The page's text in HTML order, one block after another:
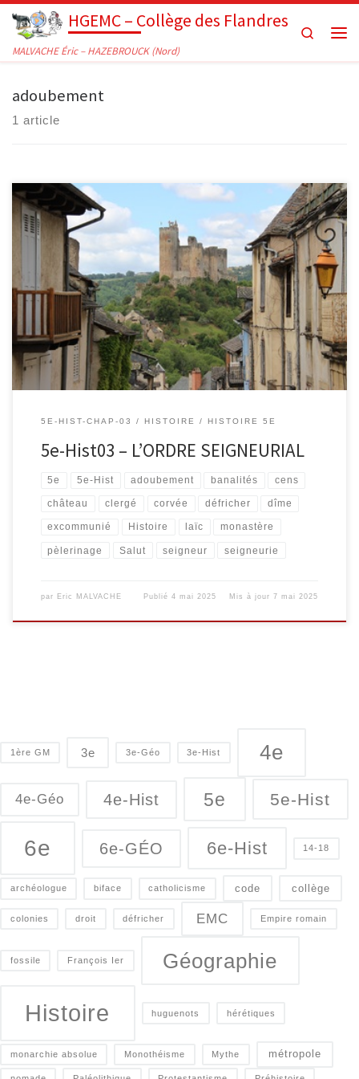
Passer au contenuHGEMC – Collège des Flandres
MALVACHE Éric – HAZEBROUCK (Nord)
Search
adoubement
1 article
5E-HIST-CHAP-03 HISTOIRE HISTOIRE 5E
5e-Hist03 – L’ORDRE SEIGNEURIAL
5e 5e-Hist adoubement banalités cens
château clergé corvée défricher dîme
excommunié Histoire laïc monastère
pèlerinage Salut seigneur seigneurie
par Eric MALVACHE Publié4 mai 2025 Mis à jour7 mai 2025
1ère GM 3e 3e-Géo 3e-Hist 4e
4e-Géo 4e-Hist 5e 5e-Hist
6e 6e-GÉO 6e-Hist 14-18
archéologue biface catholicisme code collège
colonies droit défricher EMC Empire romain
fossile François Ier Géographie
Histoire huguenots hérétiques
monarchie absolue Monothéisme Mythe métropole